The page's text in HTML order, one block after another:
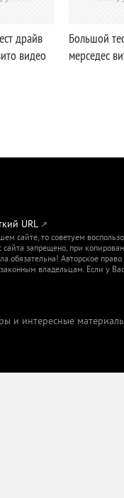
драйв
видео
Большой
мерседес
URL ↗
сайте, то советуем
запрещено, при
обязательна! Авторское
владельцам. Если у
и интересные